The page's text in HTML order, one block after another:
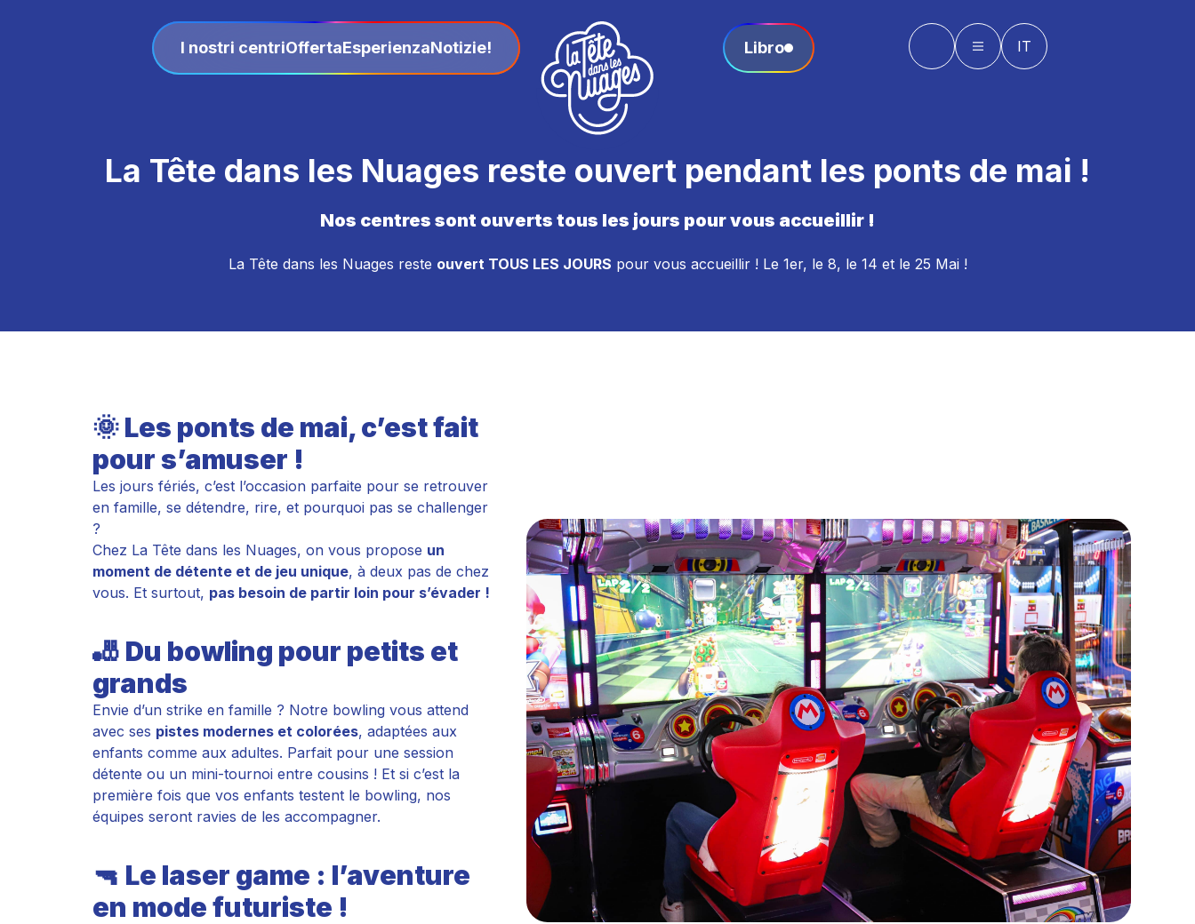
I nostri centriOffertaEsperienzaNotizie! Libro IT
La Tête dans les Nuages reste ouvert pendant les ponts de mai !
Nos centres sont ouverts tous les jours pour vous accueillir !
La Tête dans les Nuages reste ouvert TOUS LES JOURS pour vous accueillir ! Le 1er, le 8, le 14 et le 25 Mai !
🌞 Les ponts de mai, c’est fait
pour s’amuser !
Les jours fériés, c’est l’occasion parfaite pour se retrouver
en famille, se détendre, rire, et pourquoi pas se challenger
?
Chez La Tête dans les Nuages, on vous propose un
moment de détente et de jeu unique, à deux pas de chez
vous. Et surtout, pas besoin de partir loin pour s’évader !
🎳 Du bowling pour petits et
grands
Envie d’un strike en famille ? Notre bowling vous attend
avec ses pistes modernes et colorées, adaptées aux
enfants comme aux adultes. Parfait pour une session
détente ou un mini-tournoi entre cousins ! Et si c’est la
première fois que vos enfants testent le bowling, nos
équipes seront ravies de les accompagner.
🔫 Le laser game : l’aventure
en mode futuriste !